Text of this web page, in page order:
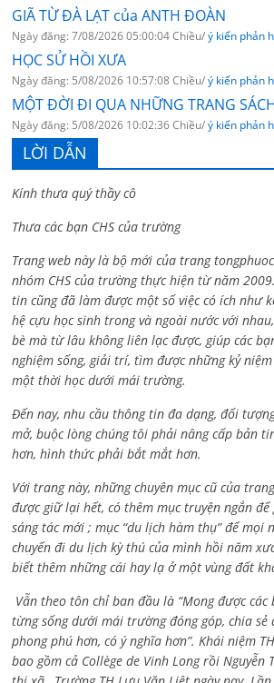
GIÃ TỪ ĐÀ LẠT của ANTH ĐOÀN
Ngày đăng: 7/08/2026 05:00:04 Chiều/ý kiến phản
HỌC SỬ HỒI XƯA
Ngày đăng: 5/08/2026 10:57:08 Chiều/ý kiến phản
MỘT ĐỜI ĐI QUA NHỮNG TRANG
Ngày đăng: 5/08/2026 10:02:36 Chiều/ý kiến phản
LỜI DẪN
Kính thưa quý thầy cô
Thưa các bạn CHS của trường
Trang web này là bộ mới của trang
nhóm CHS của trường thực hiện từ năm
tin cũng đã làm được một số việc có ích như
hệ cựu học sinh trong và ngoài nước với
bè mà từ lâu không liên lạc được, giúp các
nghiệm sống, giải trí, tìm được những kỷ
một thời học dưới mái trường.
Đến nay, nhu cầu thông tin đa dạng, đối
mở, buộc lòng chúng tôi phải nâng cấp bản
hơn, hình thức phải bắt mắt hơn.
Với trang này, những chuyên mục cũ của
được giữ lại hết, có thêm mục truyện ngắn
sáng tác mới ; mục “du lịch hàm thụ” để mọi
chuyến đi du lịch kỳ thú của mình hồi năm
biết thêm những cái hay lạ ở một vùng đất
Vẫn theo tôn chỉ ban đầu là “Mong được các
từng sống dưới mái trường đóng góp, chia
phong phú hơn, có ý nghĩa hơn”. Khái niệm
bao gồm cả Collège de Vinh Long rồi Nguyễn